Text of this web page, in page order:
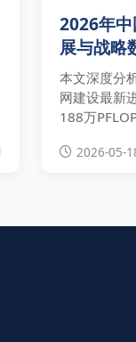
2026年
展与战略
度分析
本文深度分
网建设最新
188万
的双重演进
2026-05-